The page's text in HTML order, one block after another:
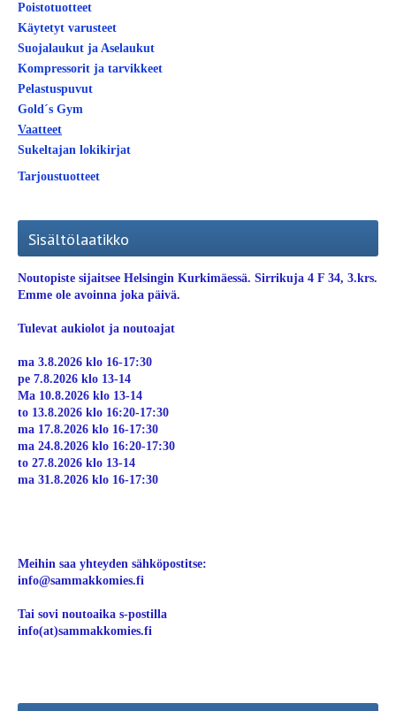
Poistotuotteet
Käytetyt varusteet
Suojalaukut ja Aselaukut
Kompressorit ja tarvikkeet
Pelastuspuvut
Gold´s Gym
Vaatteet
Sukeltajan lokikirjat
Tarjoustuotteet
Sisältölaatikko
Noutopiste sijaitsee Helsingin Kurkimäessä. Sirrikuja 4 F 34, 3.krs.
Emme ole avoinna joka päivä.
Tulevat aukiolot ja noutoajat
ma 3.8.2026 klo 16-17:30
pe 7.8.2026 klo 13-14
Ma 10.8.2026 klo 13-14
to 13.8.2026 klo 16:20-17:30
ma 17.8.2026 klo 16-17:30
ma 24.8.2026 klo 16:20-17:30
to 27.8.2026 klo 13-14
ma 31.8.2026 klo 16-17:30
Meihin saa yhteyden sähköpostitse:
info@sammakkomies.fi
Tai sovi noutoaika s-postilla
info(at)sammakkomies.fi